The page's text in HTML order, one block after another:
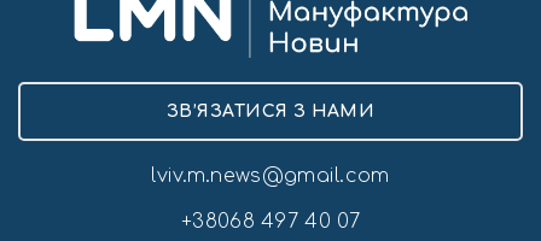
ЗВ’ЯЗАТИСЯ З НАМИ
lviv.m.news@gmail.com
+38068 497 40 07